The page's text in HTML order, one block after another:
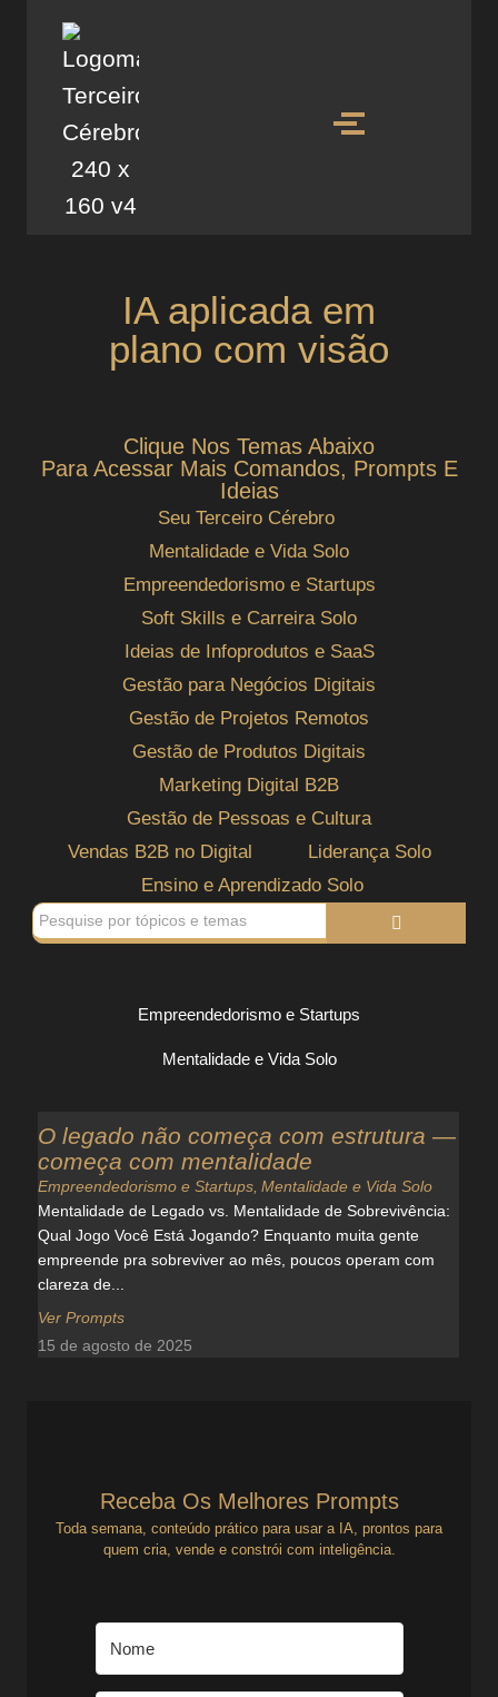
IA aplicada em
plano com visão
Clique Nos Temas Abaixo
Para Acessar Mais Comandos, Prompts E
Ideias
Seu Terceiro Cérebro
Mentalidade e Vida Solo
Empreendedorismo e Startups
Soft Skills e Carreira Solo
Ideias de Infoprodutos e SaaS
Gestão para Negócios Digitais
Gestão de Projetos Remotos
Gestão de Produtos Digitais
Marketing Digital B2B
Gestão de Pessoas e Cultura
Vendas B2B no Digital
Liderança Solo
Ensino e Aprendizado Solo
Empreendedorismo e Startups
Mentalidade e Vida Solo
O legado não começa com estrutura —
começa com mentalidade
Empreendedorismo e Startups Mentalidade e Vida Solo
Mentalidade de Legado vs. Mentalidade de Sobrevivência:
Qual Jogo Você Está Jogando? Enquanto muita gente
empreende pra sobreviver ao mês, poucos operam com
clareza de...
Ver Prompts
15 de agosto de 2025
Receba Os Melhores Prompts
Toda semana, conteúdo prático para usar a IA, prontos para
quem cria, vende e constrói com inteligência.